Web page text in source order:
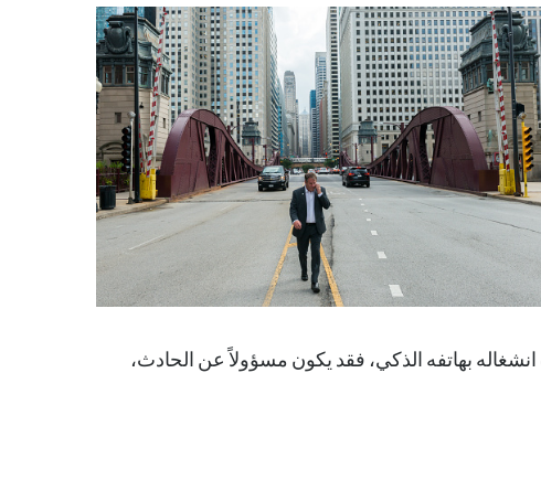
بهاتفه الذكي، فقد يكون مسؤولاً عن الحادث،